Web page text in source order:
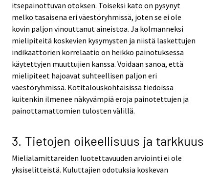
itsepainottuvan otoksen. Toiseksi kato on pysynyt
melko tasaisena eri väestöryhmissä, joten se ei ole
kovin paljon vinouttanut aineistoa. Ja kolmanneksi
mielipiteitä koskevien kysymysten ja niistä laskettujen
indikaattorien korrelaatio on heikko painotuksessa
käytettyjen muuttujien kanssa. Voidaan sanoa, että
mielipiteet hajoavat suhteellisen paljon eri
väestöryhmissä. Kotitalouskohtaisissa tiedoissa
kuitenkin ilmenee näkyvämpiä eroja painotettujen ja
painottamattomien tulosten välillä.
3. Tietojen oikeellisuus ja tarkkuus
Mielialamittareiden luotettavuuden arviointi ei ole
yksiselitteistä. Kuluttajien odotuksia koskevan